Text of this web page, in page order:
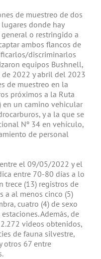
de muestreo de dos
donde hay
o restringido a
ambos flancos de
discriminarlos
equipos Bushnell,
2022 y abril del 2023
de muestreo en la
próximos a la Ruta
en un camino vehicular
y a la que se
Nº 34 en vehículo,
de personal
el 09/05/2022 y el
entre 70-80 días a lo
trece (13) registros de
a al menos cinco (5)
cuatro (4) de sexo
Además, de
videos obtenidos,
de fauna silvestre,
otros 67 entre